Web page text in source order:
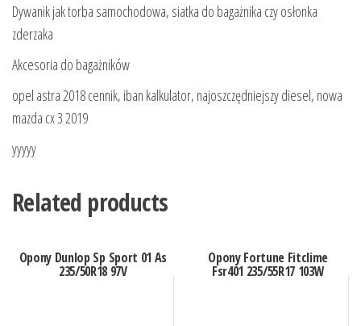
Dywanik jak torba samochodowa, siatka do bagażnika czy osłonka
zderzaka
Akcesoria do bagażników
opel astra 2018 cennik, iban kalkulator, najoszczędniejszy diesel, nowa
mazda cx 3 2019
yyyyy
Related products
Opony Dunlop Sp Sport 01 As
235/50R18 97V
Opony Fortune Fitclime
Fsr401 235/55R17 103W